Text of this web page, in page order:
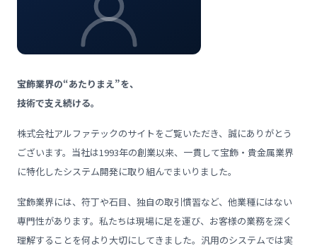
宝飾業界の“あたりまえ”を、
技術で支え続ける。
株式会社アルファテックのサイトをご覧いただき、誠にありがとう
ございます。当社は1993年の創業以来、一貫して宝飾・貴金属業界
に特化したシステム開発に取り組んでまいりました。
宝飾業界には、符丁や石目、独自の取引慣習など、他業種にはない
専門性があります。私たちは現場に足を運び、お客様の業務を深く
理解することを何より大切にしてきました。汎用のシステムでは実